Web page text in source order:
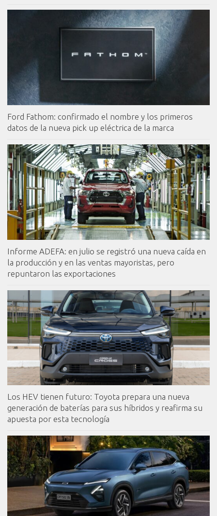
Ford Fathom: confirmado el nombre y los primeros
datos de la nueva pick up eléctrica de la marca
Informe ADEFA: en julio se registró una nueva caída en
la producción y en las ventas mayoristas, pero
repuntaron las exportaciones
Los HEV tienen futuro: Toyota prepara una nueva
generación de baterías para sus híbridos y reafirma su
apuesta por esta tecnología